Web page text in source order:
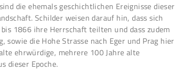
die ehemals geschichtlichen Ereignisse dieser
Schilder weisen darauf hin, dass sich
1866 ihre Herrschaft teilten und dass zudem
sowie die Hohe Strasse nach Eger und Prag hier
ehrwürdige, mehrere 100 Jahre alte
dieser Epoche.